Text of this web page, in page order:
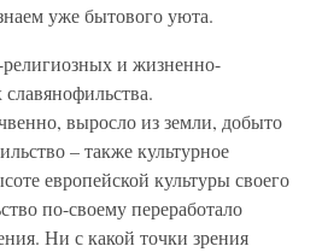
уже бытового уюта.
и жизненно-
выросло из земли, добыто
– также культурное
европейской культуры своего
по-своему переработало
Ни с какой точки зрения